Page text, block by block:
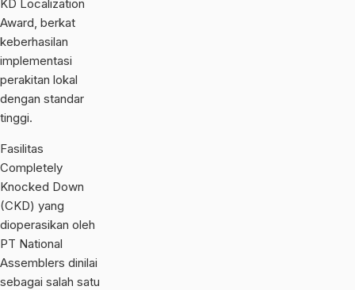
KD Localization
Award, berkat
keberhasilan
implementasi
perakitan lokal
dengan standar
tinggi.
Fasilitas
Completely
Knocked Down
(CKD) yang
dioperasikan oleh
PT National
Assemblers dinilai
sebagai salah satu